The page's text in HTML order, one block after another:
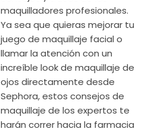
maquilladores profesionales.
Ya sea que quieras mejorar tu
juego de maquillaje facial o
llamar la atención con un
increíble look de maquillaje de
ojos directamente desde
Sephora, estos consejos de
maquillaje de los expertos te
harán correr hacia la farmacia